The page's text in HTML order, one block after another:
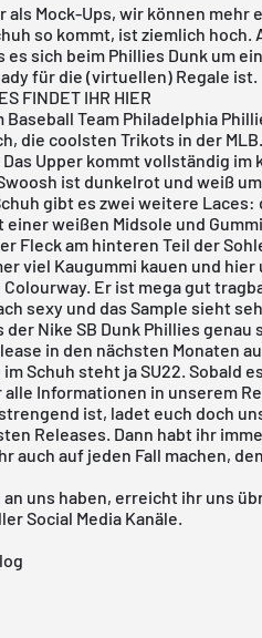
Mock-Ups, wir können mehr
so kommt, ist ziemlich hoch.
es sich beim Phillies Dunkum
für die (virtuellen) Regale ist.
FINDET IHR HIER
Team Philadelphia
die coolsten Trikots in der
Upper kommt vollständig im
ist dunkelrot und weiß
gibt es zwei weitere
weißen Midsole und
Fleck am hinteren Teil der
viel Kaugummi kauen und hier
Er ist mega gut
sexy und das Sample sieht
Nike SB Dunk Phillies genau
in den nächsten Monaten
Schuh steht ja SU22. Sobald
Informationen in unserem
ist, ladet euch doch
Releases. Dann habt ihr
auch auf jeden Fall machen,
uns haben, erreicht ihr uns
Social Media Kanäle.